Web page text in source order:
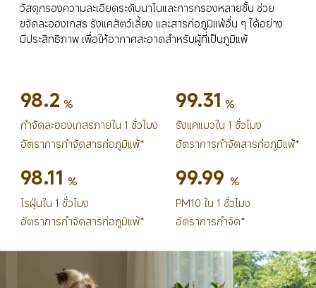
วัสดุกรองความละเอียดระดับนาโนและการกรองหลายชั้น ช่วย
ขจัดละอองเกสร รังแคสัตว์เลี้ยง และสารก่อภูมิแพ้อื่น ๆ ได้อย่าง
มีประสิทธิภาพ เพื่อให้อากาศสะอาดสำหรับผู้ที่เป็นภูมิแพ้
98.2 %
กำจัดละอองเกสรภายใน 1 ชั่วโมง
อัตราการกำจัดสารก่อภูมิแพ้*
99.31 %
รังแคแมวใน 1 ชั่วโมง
อัตราการกำจัดสารก่อภูมิแพ้*
98.11 %
ไรฝุ่นใน 1 ชั่วโมง
อัตราการกำจัดสารก่อภูมิแพ้*
99.99 %
PM10 ใน 1 ชั่วโมง
อัตราการกำจัด*